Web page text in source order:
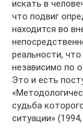
искать в
что подвиг
находится во
реальности,
независимо по
Это и есть
судьба
ситуации»